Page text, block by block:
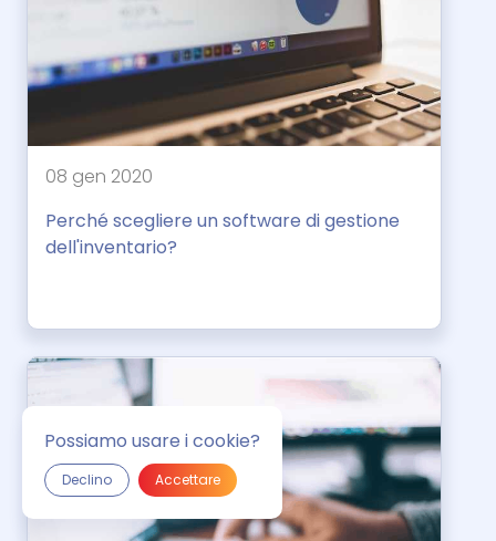
08 gen 2020
Perché scegliere un software di gestione
dell'inventario?
Possiamo usare i cookie?
Declino Accettare